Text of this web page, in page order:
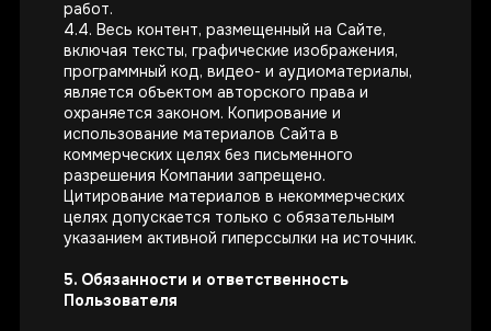
работ.
4.4. Весь контент, размещенный на Сайте,
включая тексты, графические изображения,
программный код, видео- и аудиоматериалы,
является объектом авторского права и
охраняется законом. Копирование и
использование материалов Сайта в
коммерческих целях без письменного
разрешения Компании запрещено.
Цитирование материалов в некоммерческих
целях допускается только с обязательным
указанием активной гиперссылки на источник.
5. Обязанности и ответственность
Пользователя